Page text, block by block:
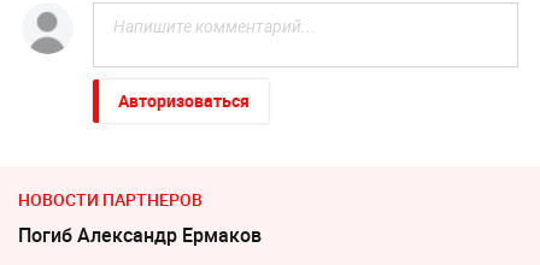
Авторизоваться
НОВОСТИ ПАРТНЕРОВ
Погиб Александр Ермаков